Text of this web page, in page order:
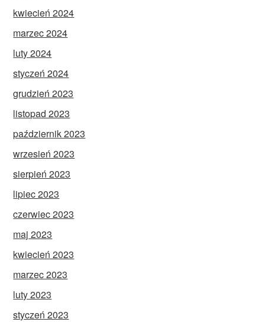
kwiecień 2024
marzec 2024
luty 2024
styczeń 2024
grudzień 2023
listopad 2023
październik 2023
wrzesień 2023
sierpień 2023
lipiec 2023
czerwiec 2023
maj 2023
kwiecień 2023
marzec 2023
luty 2023
styczeń 2023